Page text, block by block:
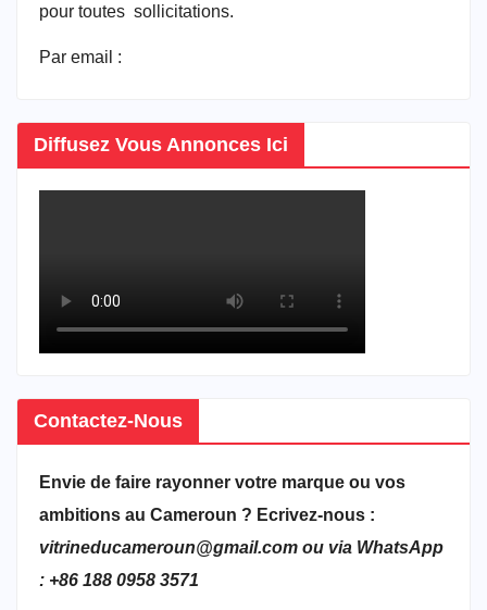
pour toutes sollicitations.
Par email :
Diffusez Vous Annonces Ici
Contactez-Nous
Envie de faire rayonner votre marque ou vos
ambitions au Cameroun ? Ecrivez-nous :
vitrineducameroun@gmail.com ou via WhatsApp
: +86 188 0958 3571